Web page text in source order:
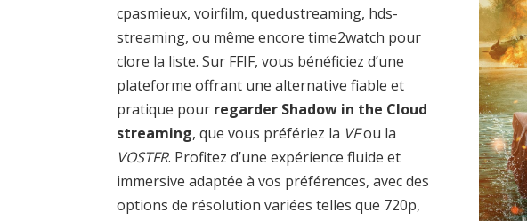
cpasmieux, voirfilm, quedustreaming, hds-
streaming, ou même encore time2watch pour
clore la liste. Sur FFIF, vous bénéficiez d’une
plateforme offrant une alternative fiable et
pratique pour regarder Shadow in the Cloud
streaming, que vous préfériez la VFou la
VOSTFR. Profitez d’une expérience fluide et
immersive adaptée à vos préférences, avec des
options de résolution variées telles que 720p,